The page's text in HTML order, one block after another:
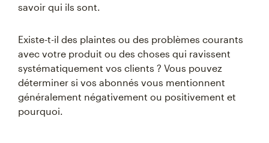
savoir qui ils sont.
Existe-t-il des plaintes ou des problèmes courants
avec votre produit ou des choses qui ravissent
systématiquement vos clients ? Vous pouvez
déterminer si vos abonnés vous mentionnent
généralement négativement ou positivement et
pourquoi.